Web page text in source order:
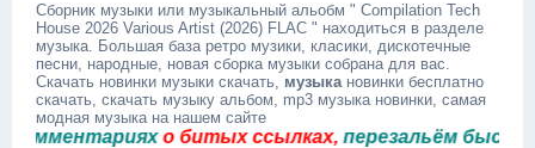
Сборник музыки или музыкальный альобм " Compilation Tech
House 2026 Various Artist (2026) FLAC " находиться в разделе
музыка. Большая база ретро музики, класики, дискотечные
песни, народные, новая сборка музыки собрана для вас.
Скачать новинки музыки скачать, музыкановинки бесплатно
скачать, скачать музыку альбом, mp3 музыка новинки, самая
модная музыка на нашем сайте
о битых ссылках,перезальём быстро.